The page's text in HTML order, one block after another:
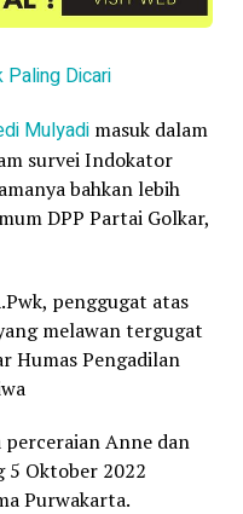
Dicari
Mulyadi masuk dalam
survei Indokator
bahkan lebih
DPP Partai Golkar,
penggugat atas
melawan tergugat
Humas Pengadilan
Anne dan
5 Oktober 2022
Purwakarta.